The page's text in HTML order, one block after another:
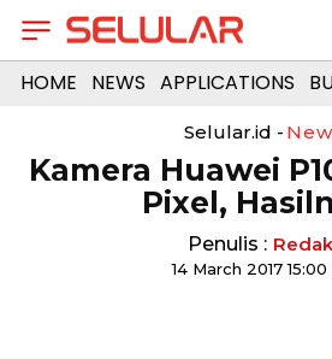
HOME NEWS APPLICATIONS
Selular.id -
Kamera Huawei
Pixel,
Penulis :
14 March 2017